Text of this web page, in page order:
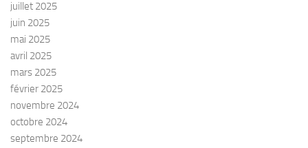
juillet 2025
juin 2025
mai 2025
avril 2025
mars 2025
février 2025
novembre 2024
octobre 2024
septembre 2024